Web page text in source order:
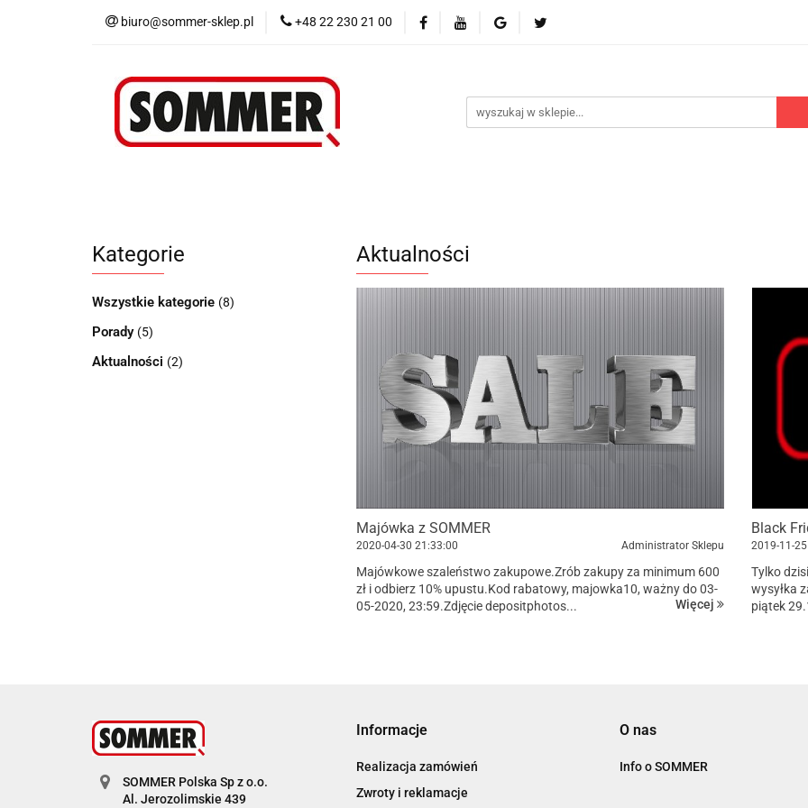
biuro@sommer-sklep.pl +48 22 230 21 00
Menu Piloty i odbiorniki Akcesoria
Blog Promocje Polecamy Nowości
Kategorie
Wszystkie kategorie (8)
Porady (5)
Aktualności (2)
Aktualności
Majówka z SOMMER
2020-04-30 21:33:00 Administrator Sklepu
Majówkowe szaleństwo zakupowe.Zrób zakupy za minimum 600
zł i odbierz 10% upustu.Kod rabatowy, majowka10, ważny do 03-
05-2020, 23:59.Zdjęcie depositphotos...
Więcej
Black
2019-11-25
Tylko
wysyłka
piątek
SOMMER Polska Sp z o.o.
Al. Jerozolimskie 439
Informacje
Realizacja zamówień
Zwroty i reklamacje
O nas
Info o SOMMER